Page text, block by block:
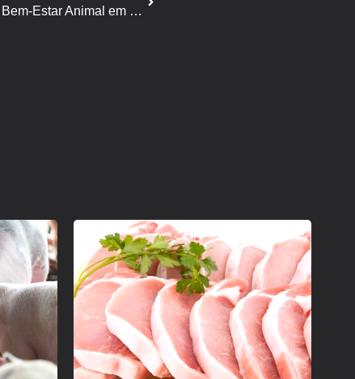
APCS promove Workshop sobre Bem-Estar Animal em Campinas (SP)